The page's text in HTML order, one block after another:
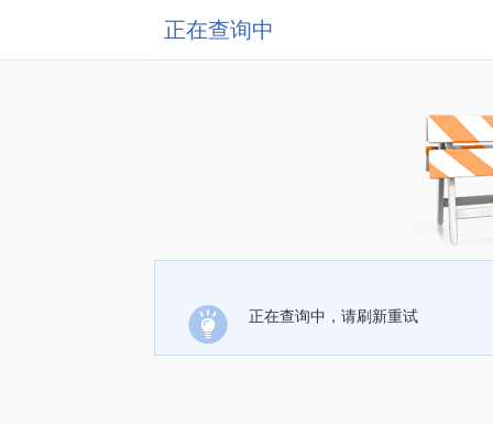
正在查询中
正在查询中，请刷新重试